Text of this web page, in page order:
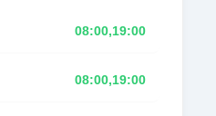
08:00,19:00
08:00,19:00